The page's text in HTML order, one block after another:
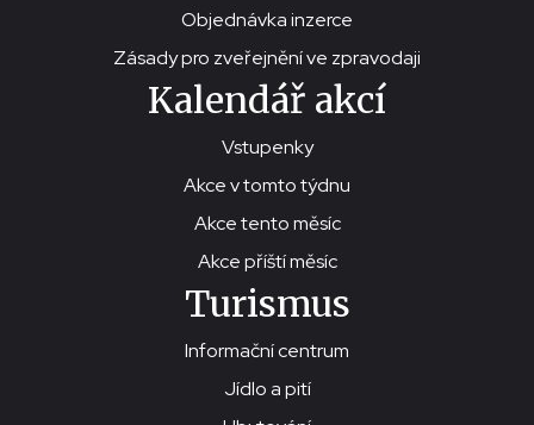
Objednávka inzerce
Zásady pro zveřejnění ve zpravodaji
Kalendář akcí
Vstupenky
Akce v tomto týdnu
Akce tento měsíc
Akce příští měsíc
Turismus
Informační centrum
Jídlo a pití